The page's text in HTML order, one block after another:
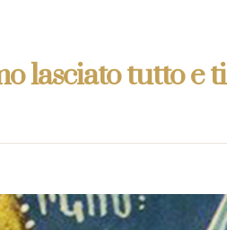
lasciato tutto e ti